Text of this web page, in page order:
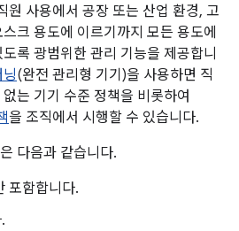
원 사용에서 공장 또는 산업 환경, 고
크 용도에 이르기까지 모든 용도에
록 광범위한 관리 기능을 제공합니
(완전 관리형 기기)을 사용하면 직
는 기기 수준 정책을 비롯하여
을 조직에서 시행할 수 있습니다.
다음과 같습니다.
포함합니다.